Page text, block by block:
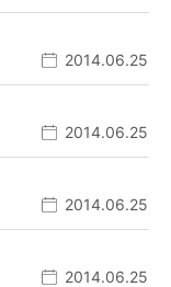
2014.06.25
2014.06.25
2014.06.25
2014.06.25